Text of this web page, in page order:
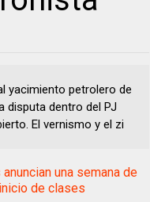
yacimiento petrolero de
disputa dentro del PJ
El vernismo y el zi
una semana de
de clases